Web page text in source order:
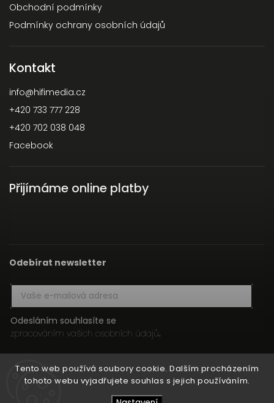
Tento web používá soubory cookie. Dalším procházením
tohoto webu vyjadřujete souhlas s jejich používáním.
Obchodní podmínky
Podmínky ochrany osobních údajů
Kontakt
info@hifimedia.cz
+420 733 777 228
+420 702 038 048
Facebook
Přijímáme online platby
Odebírat newsletter
Odesláním souhlasíte se
zpracováním vašich osobních údajů.